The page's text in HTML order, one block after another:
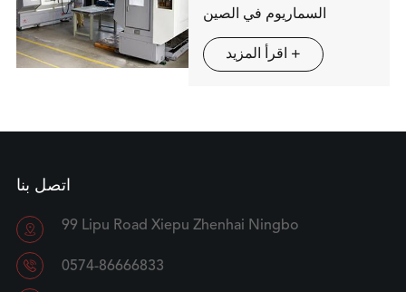
السماريوم في الصين
اقرأ المزيد +
اتصل بنا
 99 Lipu Road Xiepu Zhenhai Ningbo
 0574-86666833